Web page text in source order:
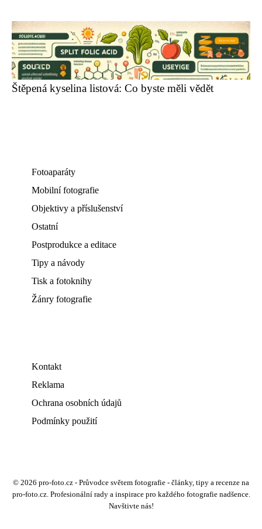
Štěpená kyselina listová: Co byste měli vědět
Fotoaparáty
Mobilní fotografie
Objektivy a příslušenství
Ostatní
Postprodukce a editace
Tipy a návody
Tisk a fotoknihy
Žánry fotografie
Kontakt
Reklama
Ochrana osobních údajů
Podmínky použití
© 2026 pro-foto.cz - Průvodce světem fotografie - články, tipy a recenze na
pro-foto.cz. Profesionální rady a inspirace pro každého fotografie nadšence.
Navštivte nás!